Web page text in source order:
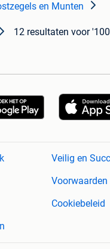
en Munten
12 resultaten voor
Veilig en
Voorwaarden
Cookiebeleid